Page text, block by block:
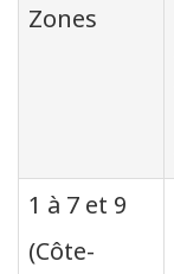
Zones
1 à 7 et 9
(Côte-